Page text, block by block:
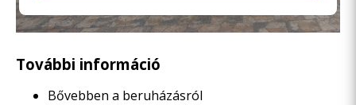
További információ
Bővebben a beruházásról